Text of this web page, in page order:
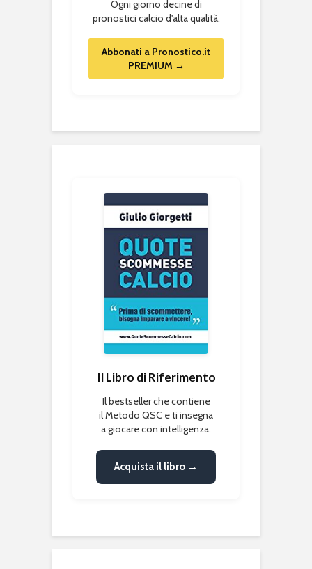
Ogni giorno decine di
pronostici calcio d'alta qualità.
Abbonati a Pronostico.it
PREMIUM →
Il Libro di Riferimento
Il bestseller che contiene
il Metodo QSC e ti insegna
a giocare con intelligenza.
Acquista il libro →